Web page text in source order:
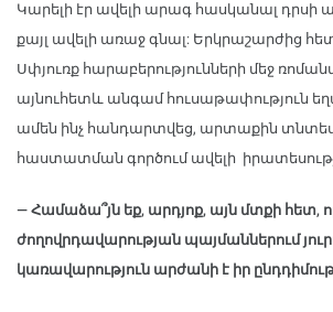
Կարելի էր ավելի արագ հասկանալ դրսի
քայլ ավելի առաջ գնալ: Երկրաշարժից
Սփյուռք հարաբերությունների մեջ
այնուհետև անգամ հուսաթափություն
ամեն ինչ հանդարտվեց, արտաքին
հաստատման գործում ավելի
— Համաձա՞յն եք, արդյոք, այն մտքի հետ,
ժողովրդավարության պայմաններում
կառավարություն արժանի է իր